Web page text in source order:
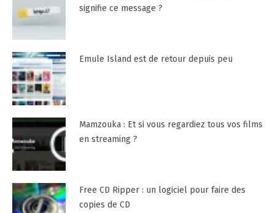
signifie ce message ?
Emule Island est de retour depuis peu
Mamzouka : Et si vous regardiez tous vos films
en streaming ?
Free CD Ripper : un logiciel pour faire des
copies de CD